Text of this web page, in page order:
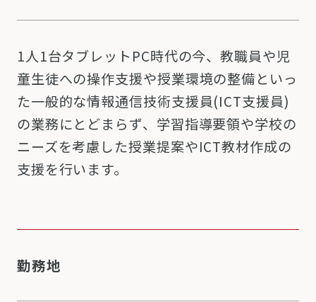
1人1台タブレットPC時代の今、教職員や児
童生徒への操作支援や授業環境の整備といっ
た一般的な情報通信技術支援員(ICT支援員)
の業務にとどまらず、学習指導要領や学校の
ニーズを考慮した授業提案やICT教材作成の
支援を行います。
勤務地